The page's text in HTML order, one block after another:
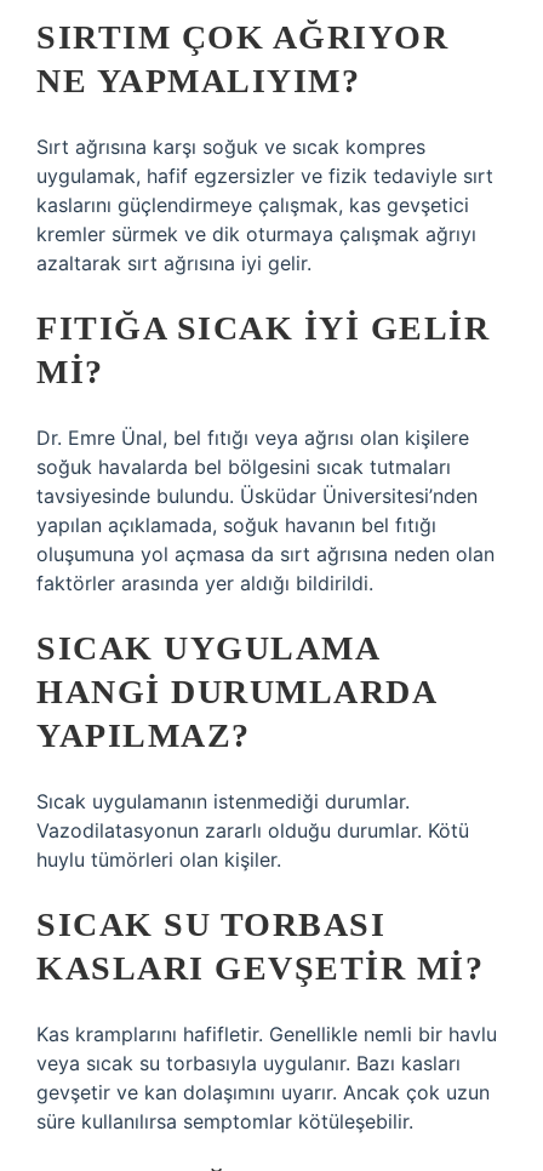
SIRTIM ÇOK AĞRIYOR
NE YAPMALIYIM?
Sırt ağrısına karşı soğuk ve sıcak kompres
uygulamak, hafif egzersizler ve fizik tedaviyle sırt
kaslarını güçlendirmeye çalışmak, kas gevşetici
kremler sürmek ve dik oturmaya çalışmak ağrıyı
azaltarak sırt ağrısına iyi gelir.
FITIĞA SICAK IYI GELIR
MI?
Dr. Emre Ünal, bel fıtığı veya ağrısı olan kişilere
soğuk havalarda bel bölgesini sıcak tutmaları
tavsiyesinde bulundu. Üsküdar Üniversitesi’nden
yapılan açıklamada, soğuk havanın bel fıtığı
oluşumuna yol açmasa da sırt ağrısına neden olan
faktörler arasında yer aldığı bildirildi.
SICAK UYGULAMA
HANGI DURUMLARDA
YAPILMAZ?
Sıcak uygulamanın istenmediği durumlar.
Vazodilatasyonun zararlı olduğu durumlar. Kötü
huylu tümörleri olan kişiler.
SICAK SU TORBASI
KASLARI GEVŞETIR MI?
Kas kramplarını hafifletir. Genellikle nemli bir havlu
veya sıcak su torbasıyla uygulanır. Bazı kasları
gevşetir ve kan dolaşımını uyarır. Ancak çok uzun
süre kullanılırsa semptomlar kötüleşebilir.